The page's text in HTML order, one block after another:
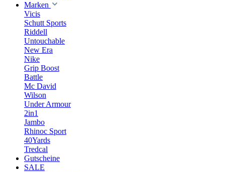
Marken
Vicis
Schutt Sports
Riddell
Untouchable
New Era
Nike
Grip Boost
Battle
Mc David
Wilson
Under Armour
2in1
Jambo
Rhinoc Sport
40Yards
Tredcal
Gutscheine
SALE